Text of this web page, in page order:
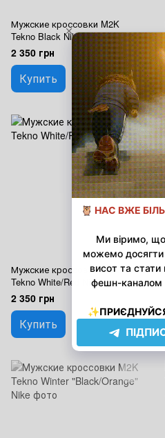
Мужские кроссовки M2K
Tekno Black Nike
2 350 грн
Купить
Мужские кроссовки M2K
Tekno White/Red Nike
2 350 грн
Купить